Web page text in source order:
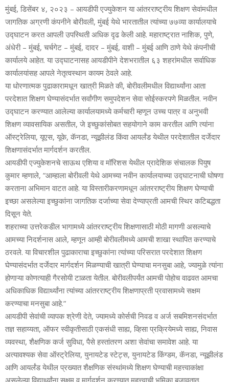
मुंबई, डिसेंबर ४, २०२३ – आयडीपी एज्‍युकेशन या आंतरराष्‍ट्रीय शिक्षण सेवांमधील
जागतिक अग्रणी कंपनीने बोरीवली, मुंबई येथे भारतातील त्‍यांच्‍या ७७व्या कार्यालयाचे
उद्घाटन करत आपली उपस्थिती अधिक दृढ केली आहे. महाराष्‍ट्रात नाशिक, पुणे,
अंधेरी – मुंबई, चर्चगेट – मुंबई, दादर – मुंबई, वाशी – मुंबई आणि ठाणे येथे कंपनीची
कार्यालये आहेत. या उद्घाटनासह आयडीपीने देशभरातील ६३ शहरांमधील सर्वाधिक
कार्यालयांसह आपले नेतृत्‍वस्‍थान कायम ठेवले आहे.
या धोरणात्‍मक पुढाकारामधून खात्री मिळते की, बोरीवलीमधील विद्यार्थ्‍यांना आता
परदेशात शिक्षण घेण्‍यासंदर्भात सर्वांगीण समुपदेशन सेवा सोईस्‍करपणे मिळतील. नवीन
उद्घाटन करण्‍यात आलेल्‍या कार्यालयामध्‍ये कर्मचारी म्‍हणून उच्‍च पात्र व अनुभवी
शिक्षण व्‍यावसायिक असतील, जे इच्‍छुकांसोबत सहयोगाने काम करतील आणि त्‍यांना
ऑस्‍ट्रेलिया, यूएस, यूके, कॅनडा, न्‍यूझीलंड किंवा आयर्लंड येथील परदेशातील दर्जेदार
शिक्षणासंदर्भात मार्गदर्शन करतील.
आयडीपी एज्‍युकेशनचे साऊथ एशिया व मॉरिशस येथील प्रादेशिक संचालक पियुष
कुमार म्‍हणाले, ”आम्‍हाला बोरीवली येथे आमच्‍या नवीन कार्यालयाच्‍या उद्घाटनाची घोषणा
करताना अभिमान वाटत आहे. या विस्‍तारीकरणामधून आंतरराष्‍ट्रीय शिक्षण घेण्‍याची
इच्‍छा असलेल्‍या इच्‍छुकांना जागतिक दर्जाच्‍या सेवा देण्‍याप्रती आमची स्थिर कटिबद्धता
दिसून येते.
शहराच्‍या उत्तरेकडील भागामध्‍ये आंतरराष्‍ट्रीय शिक्षणासाठी मोठी मागणी असल्‍याचे
आमच्‍या निदर्शनास आले, म्‍हणून आम्‍ही बोरीवलीमध्‍ये आमची शाखा स्‍थापित करण्‍याचे
ठरवले. या विचारशील पुढाकाराचा इच्‍छुकांना त्‍यांच्‍या परिसरात परदेशात शिक्षण
घेण्‍यासंदर्भात दर्जेदार मार्गदर्शन मिळण्‍याची खात्री घेण्‍याचा मनसुबा आहे, ज्‍यामुळे त्‍यांना
होणाऱ्या कोणत्‍याही गैरसोयी टाळता येतील. बोरीवलीपर्यंत आमची पोहोच वाढवत आमचा
अधिकाधिक विद्यार्थ्‍यांना त्‍यांच्‍या आंतरराष्‍ट्रीय शिक्षणाप्रती प्रवासामध्‍ये सक्षम
करण्‍याचा मनसुबा आहे.”
आयडीपी सेवांची व्‍यापक श्रेणी देते, ज्‍यामध्‍ये कोर्सची निवड व अर्ज स‍बमिशनसंदर्भात
तज्ञ सहाय्यता, ऑफर स्‍वीकृतीसाठी एकसंधी साह्य, व्हिसा प्रक्रियेमध्‍ये साह्य, निवास
व्‍यवस्‍था, शैक्षणिक कर्ज सुविधा, पैसे हस्‍तांतरण अशा सेवांचा समावेश आहे. या
अत्‍यावश्‍यक सेवा ऑस्‍ट्रेलिया, युनायटेड स्‍टेट्स, युनायटेड किंग्‍डम, कॅनडा, न्‍यूझीलंड
आणि आयर्लंड येथील प्रख्‍यात शैक्षणिक संस्‍थांमध्‍ये शिक्षण घेण्‍याची महत्त्वाकांक्षा
असलेल्‍या विद्यार्थ्‍यांना सक्षम व मार्गदर्शन करण्‍यात महत्त्वाची भूमिका बजावतात.